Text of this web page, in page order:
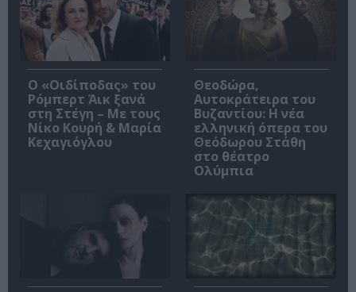
O «Οιδίποδας» του
Ρόμπερτ Άικ ξανά
στη Στέγη – Με τους
Νίκο Κουρή & Μαρία
Κεχαγιόγλου
Θεοδώρα,
Αυτοκράτειρα του
Βυζαντίου: Η νέα
ελληνική όπερα του
Θεόδωρου Στάθη
στο θέατρο
Ολύμπια